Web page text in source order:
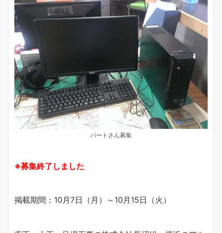
パートさん募集
※募集終了しました
掲載期間：10月7日（月）～10月15日（火）